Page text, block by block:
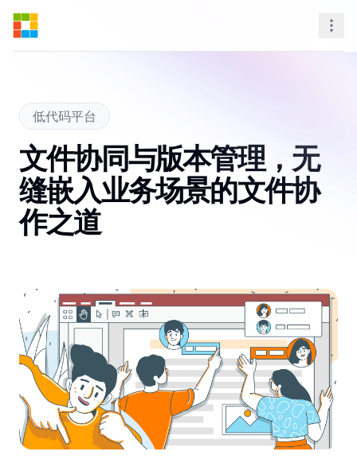
Steedos Platform
低代码平台
文件协同与版本管理，无
缝嵌入业务场景的文件协
作之道